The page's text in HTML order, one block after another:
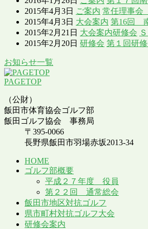
2015年4月3日 ご案内 常任理事
2015年4月3日 大会案内 第16回
2015年2月21日 大会案内研修会
2015年2月20日 研修会 第１回研
お知らせ一覧
PAGETOP
（公財）
飯田市体育協会ゴルフ部
飯田ゴルフ協会 事務局
〒395-0066
長野県飯田市羽場赤坂2013-34
HOME
ゴルフ部概要
平成２７年度 役員
第２２回 通常総会
飯田市地区対抗ゴルフ
県市町村対抗ゴルフ大会
研修会案内